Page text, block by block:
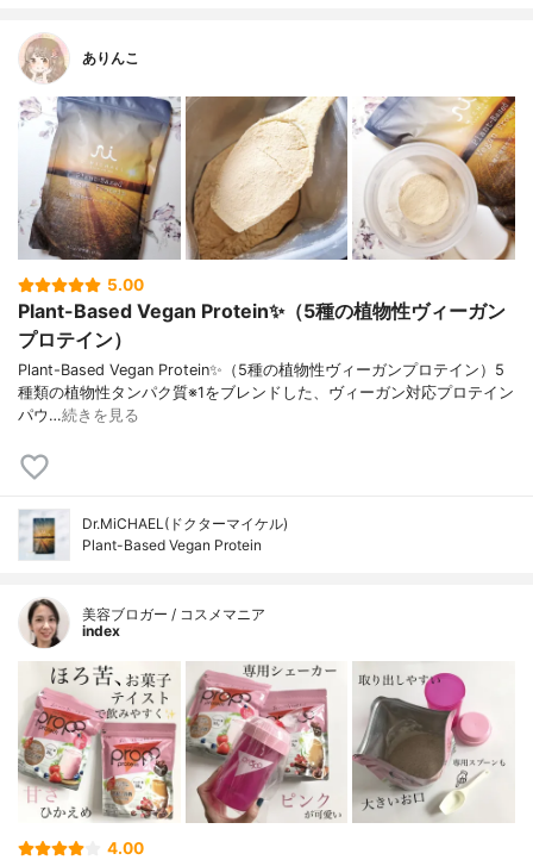
ありんこ
5.00
Plant-Based Vegan Protein✨（5種の植物性ヴィーガン
プロテイン）
Plant-Based Vegan Protein✨（5種の植物性ヴィーガンプロテイン）5
種類の植物性タンパク質※1をブレンドした、ヴィーガン対応プロテイン
パウ…続きを見る
Dr.MiCHAEL(ドクターマイケル)
Plant-Based Vegan Protein
美容ブロガー / コスメマニア
index
4.00